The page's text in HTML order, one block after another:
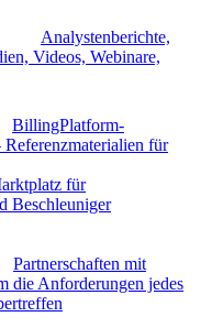
Analystenberichte,
Videos, Webinare,
BillingPlatform-
Referenzmaterialien für
für
Beschleuniger
Partnerschaften mit
die Anforderungen jedes